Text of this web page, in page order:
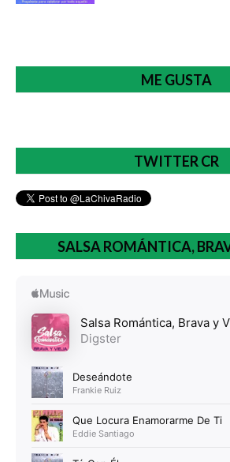
ME GUSTA
TWITTER CR
SALSA ROMÁNTICA,